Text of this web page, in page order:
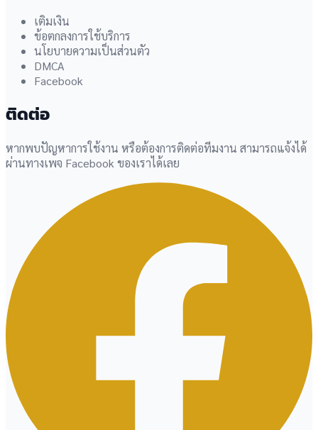
เติมเงิน
ข้อตกลงการใช้บริการ
นโยบายความเป็นส่วนตัว
DMCA
Facebook
ติดต่อ
หากพบปัญหาการใช้งาน หรือต้องการติดต่อทีมงาน สามารถแจ้งได้
ผ่านทางเพจ Facebook ของเราได้เลย